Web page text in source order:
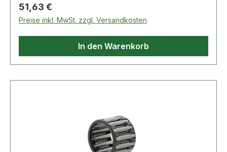
Regulärer Preis:
51,63 €
Preise inkl. MwSt. zzgl. Versandkosten
In den Warenkorb